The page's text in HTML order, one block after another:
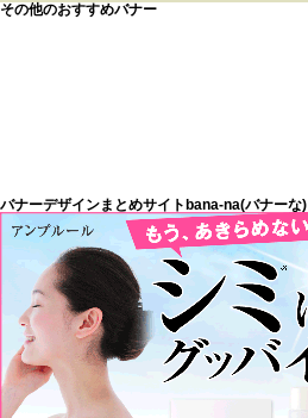
その他のおすすめバナー
バナーデザインまとめサイトbana-na(バナーな)